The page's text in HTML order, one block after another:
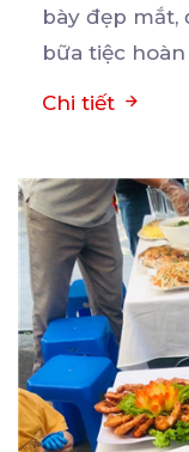
bày đẹp mắt,
bữa tiệc
Chi tiết